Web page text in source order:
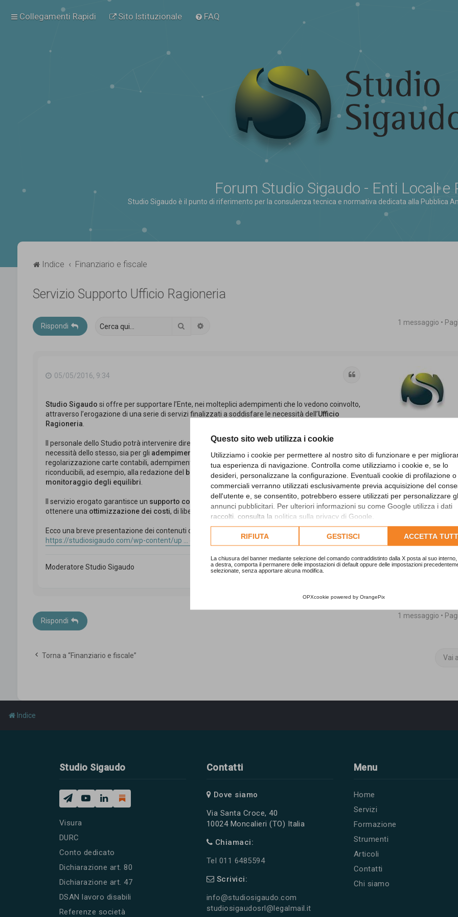
Questo sito web utilizza i cookie
Utilizziamo i cookie per permettere al nostro sito di funzionare e per
tua esperienza di navigazione. Controlla come utilizziamo i cookie e, se lo
desideri, personalizzane la configurazione. Eventuali cookie di profilazione o
commerciali verranno utilizzati esclusivamente previa acquisizione del
dell'utente e, se consentito, potrebbero essere utilizzati per personalizzare
annunci pubblicitari. Per ulteriori informazioni su come Google utilizza i dati
raccolti, consulta la politica sulla privacy di Google
Consulta l'informativa cookie completa.
RIFIUTA GESTISCI ACCETTA
La chiusura del banner mediante selezione del comando contraddistinto dalla X posta al suo interno,
a destra, comporta il permanere delle impostazioni di default oppure delle impostazioni
selezionate, senza apportare alcuna modifica.
OPXcookie powered by OrangePix
Collegamenti Rapidi Sito Istituzionale FAQ
Forum Studio Sigaudo - Enti Locali e
Studio Sigaudo è il punto di riferimento per la consulenza tecnica e normativa dedicata alla Pubblica
Indice Finanziario e fiscale
Servizio Supporto Ufficio Ragioneria
Rispondi Cerca 1 messaggio •
05/05/2016, 9:34
Studio Sigaudo si offre per supportare l’Ente, nei molteplici adempimenti che lo vedono coinvolto,
attraverso l’erogazione di una serie di servizi finalizzati a soddisfare le necessità dell’Ufficio
Ragioneria
Il personale dello Studio potrà intervenire direttamente sulsoftware dell’Ente, a seconda delle
necessità dello stesso, sia per gli adempimenti quotidiani(gestione reversali, mandati,
regolarizzazione carte contabili, adempimenti di ordinaria contabilità e gestione) sia per quelli
riconducibili, ad esempio, alla redazione del bilancio , delrendiconto , dell' assestamento
, del
monitoraggio degli equilibri
Il servizio erogato garantisce un supporto continuativo e professionale
che consente, oltre a
ottenere una ottimizzazione dei costi, di liberare dellerisorse internedell’Ente.
Ecco una breve presentazione dei contenuti del
https://studiosigaudo.com/wp-content/up ... oneria.pdf
Moderatore Studio Sigaudo
Rispondi
1 messaggio •
Torna a “Finanziario e fiscale” Vai a
Indice
Studio Sigaudo
Visura
DURC
Conto dedicato
Dichiarazione art. 80
Dichiarazione art. 47
DSAN lavoro disabili
Referenze società
Contatti
Dove siamo
Via Santa Croce, 40
10024 Moncalieri (TO) Italia
Chiamaci:
Tel 011 6485594
Scrivici:
info@studiosigaudo.com
studiosigaudosrl@legalmail.it
Menu
Home
Servizi
Formazione
Strumenti
Articoli
Contatti
Chi siamo